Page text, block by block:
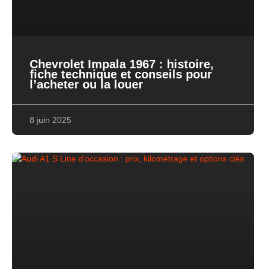
Chevrolet Impala 1967 : histoire,
fiche technique et conseils pour
l’acheter ou la louer
8 juin 2025